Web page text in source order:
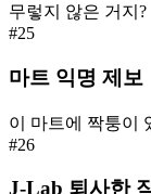
무렇지 않은 거지?
#25
마트 익명 제보
이 마트에 짝퉁이
#26
J-Lab 퇴사한